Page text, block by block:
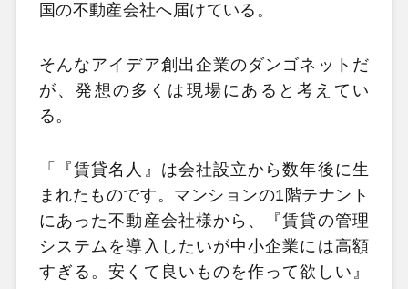
国の不動産会社へ届けている。
そんなアイデア創出企業のダンゴネットだ
が、発想の多くは現場にあると考えてい
る。
「『賃貸名人』は会社設立から数年後に生
まれたものです。マンションの1階テナント
にあった不動産会社様から、『賃貸の管理
システムを導入したいが中小企業には高額
すぎる。安くて良いものを作って欲しい』